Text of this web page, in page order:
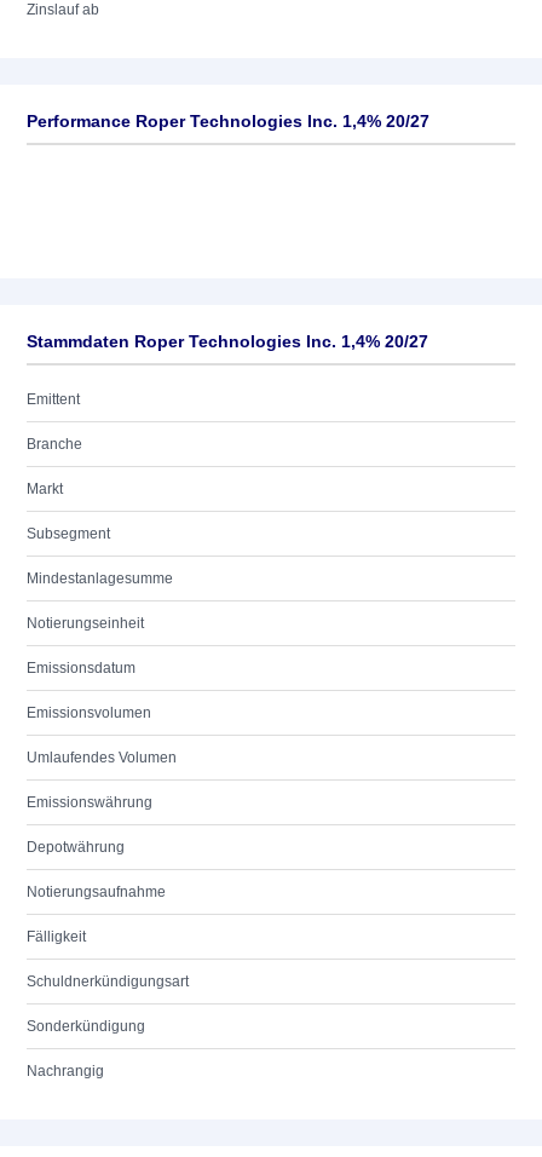
Zinslauf ab
Performance Roper Technologies Inc. 1,4% 20/27
Stammdaten Roper Technologies Inc. 1,4% 20/27
Emittent
Branche
Markt
Subsegment
Mindestanlagesumme
Notierungseinheit
Emissionsdatum
Emissionsvolumen
Umlaufendes Volumen
Emissionswährung
Depotwährung
Notierungsaufnahme
Fälligkeit
Schuldnerkündigungsart
Sonderkündigung
Nachrangig